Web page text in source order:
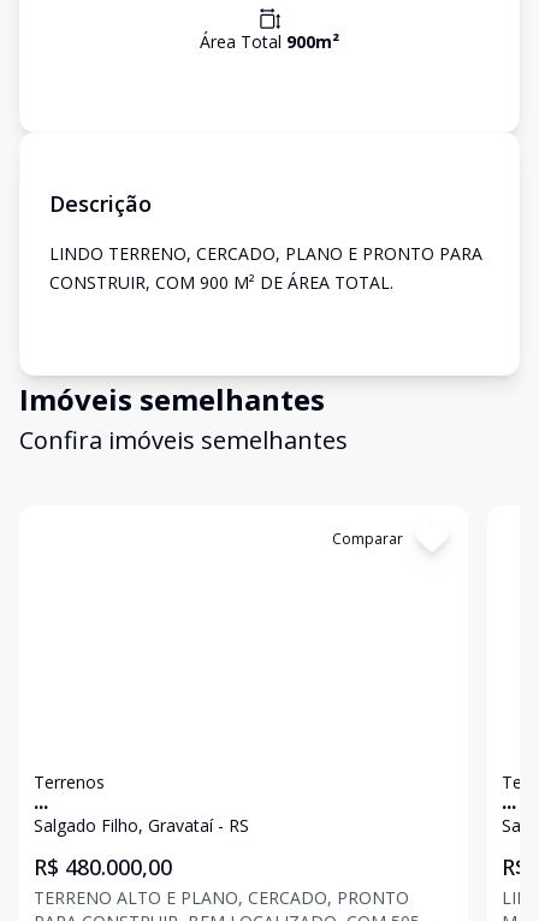
Área Total 900m²
Descrição
LINDO TERRENO, CERCADO, PLANO E PRONTO PARA
CONSTRUIR, COM 900 M² DE ÁREA TOTAL.
Imóveis semelhantes
Confira imóveis semelhantes
Comparar
Terrenos
...
Salgado Filho, Gravataí - RS
R$ 480.000,00
TERRENO ALTO E PLANO, CERCADO, PRONTO
...
R$